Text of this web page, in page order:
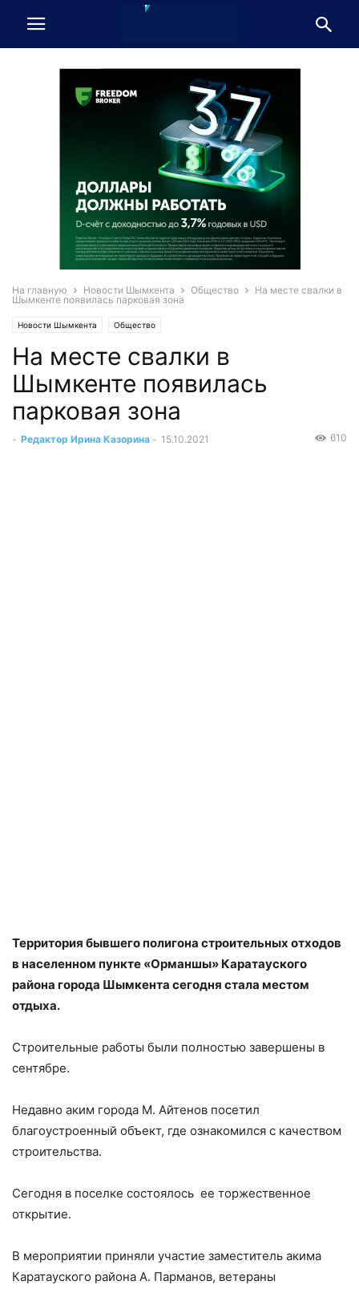
На главную Новости Шымкента Общество
На месте свалки в
Шымкенте появилась парковая зона
Новости Шымкента Общество
На месте свалки в
Шымкенте появилась
парковая зона
- Редактор Ирина Казорина - 15.10.2021 610
Территория бывшего полигона строительных отходов
в населенном пункте «Орманшы» Каратауского
района города Шымкента сегодня стала местом
отдыха.
Строительные работы были полностью завершены в
сентябре.
Недавно аким города М. Айтенов посетил
благоустроенный объект, где ознакомился с качеством
строительства.
Сегодня в поселке состоялось ее торжественное
открытие.
В мероприятии приняли участие заместитель акима
Каратауского района А. Парманов, ветераны